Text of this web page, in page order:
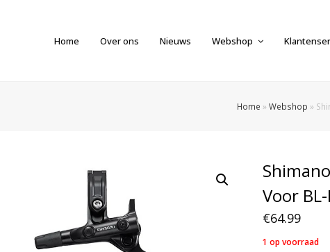
Home Over ons Nieuws Webshop
Home » Webshop »
Voor
€64.99
1 op voorraad